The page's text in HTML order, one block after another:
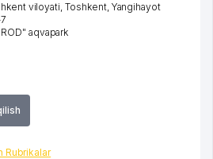
Rubrikalar
viloyati,Toshkent, Yangihayot
aqvapark